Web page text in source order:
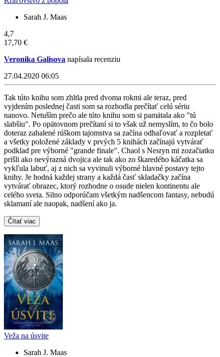
Sarah J. Maas
4,7
17,70 €
Veronika Galisova napísala recenziu
27.04.2020 06:05
Tak túto knihu som zhltla pred dvoma rokmi ale teraz, pred
vyjdením poslednej časti som sa rozhodla prečítať celú sériu
nanovo. Netuším prečo ale túto knihu som si pamätala ako "tú
slabšiu". Po opätovnom prečítaní si to však už nemyslím, to čo bolo
doteraz zahalené rúškom tajomstva sa začína odhaľovať a rozpletať
a všetky položené základy v prvých 5 knihách začínajú vytvárať
podklad pre výborné "grande finale". Chaol s Nesryn mi zozačiatku
prišli ako nevýrazná dvojica ale tak ako zo škaredého káčatka sa
vykľula labuť, aj z nich sa vyvinuli výborné hlavné postavy tejto
knihy. Je hodná každej strany a každá časť skladačky začína
vytvárať obrazec, ktorý rozhodne o osude nielen kontinentu ale
celého sveta. Silno odporúčam všetkým nadšencom fantasy, nebudú
sklamaní ale naopak, nadšení ako ja.
Čítať viac
Veža na úsvite
Sarah J. Maas